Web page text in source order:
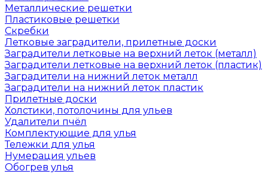
Металлические решетки
Пластиковые решетки
Скребки
Летковые заградители, прилетные доски
Заградители летковые на верхний леток (металл)
Заградители летковые на верхний леток (пластик)
Заградители на нижний леток металл
Заградители на нижний леток пластик
Прилетные доски
Холстики, потолочины для ульев
Удалители пчёл
Комплектующие для улья
Тележки для улья
Нумерация ульев
Обогрев улья